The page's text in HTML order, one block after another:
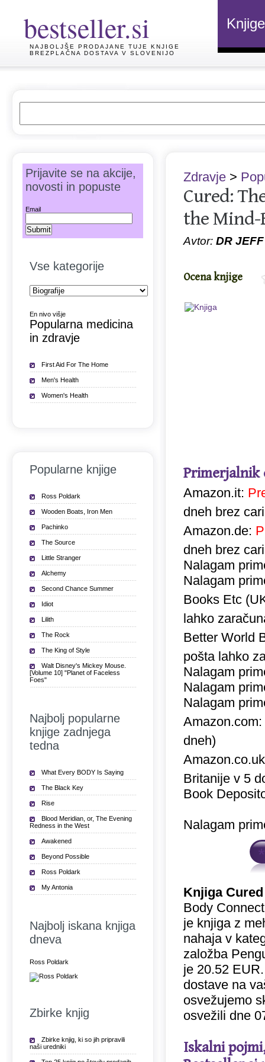
bestseller.si
NAJBOLJŠE PRODAJANE TUJE KNJIGE
BREZPLAČNA DOSTAVA V SLOVENIJO
Knjige
Zdravje >
Cured:
the Mind-
Avtor: DR
Ocena knjige
Primerjalnik
Amazon.it:
dneh brez
Amazon.de:
dneh brez
Nalagam
Nalagam
Books Etc
lahko
Better World
pošta lahko
Nalagam
Nalagam
Nalagam
Amazon.com:
dneh)
Britanije v 5
Book
Nalagam
Knjiga Cured
Body
je knjiga z
nahaja v
založba
je 20.52
dostave na
osvežujemo
osvežili dne
Iskalni
Prijavite se na akcije,
novosti in popuste
Email
Vse kategorije
En nivo višje
Popularna medicina
in zdravje
First Aid For The Home
Men's Health
Women's Health
Popularne knjige
Ross Poldark
Wooden Boats, Iron Men
Pachinko
The Source
Little Stranger
Alchemy
Second Chance Summer
Idiot
Lilith
The Rock
The King of Style
Walt Disney's Mickey Mouse.
[Volume 10] "Planet of Faceless
Foes"
Najbolj popularne
knjige zadnjega
tedna
What Every BODY Is Saying
The Black Key
Rise
Blood Meridian, or, The Evening
Redness in the West
Awakened
Beyond Possible
Ross Poldark
My Antonia
Najbolj iskana knjiga
dneva
Ross Poldark
Zbirke knjig
Zbirke knjig, ki so jih pripravili
naši uredniki